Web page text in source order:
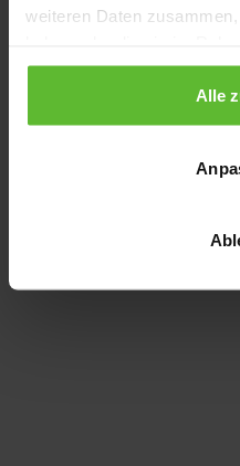
weiteren Daten
gesammelt haben.
Alle